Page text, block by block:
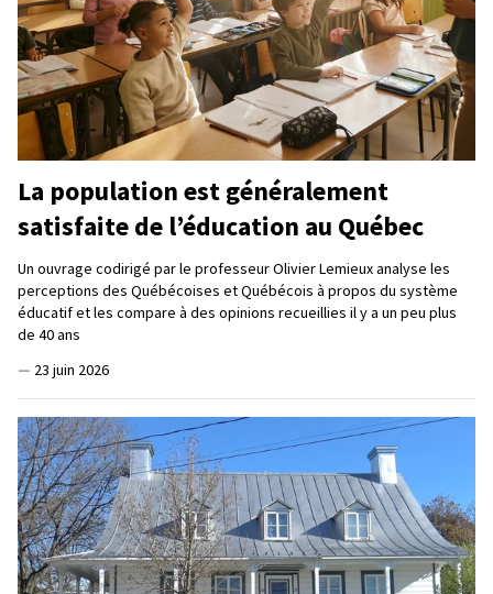
La population est généralement
satisfaite de l’éducation au Québec
Un ouvrage codirigé par le professeur Olivier Lemieux analyse les
perceptions des Québécoises et Québécois à propos du système
éducatif et les compare à des opinions recueillies il y a un peu plus
de 40 ans
— 23 juin 2026